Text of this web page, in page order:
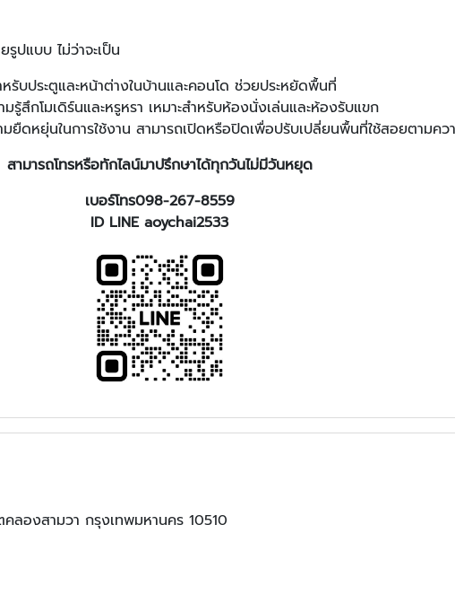
ปแบบ ไม่ว่าจะเป็น
รับประตูและหน้าต่างในบ้านและคอนโด ช่วยประหยัดพื้นที่
สึกโมเดิร์นและหรูหรา เหมาะสำหรับห้องนั่งเล่นและห้องรับแขก
ยืดหยุ่นในการใช้งาน สามารถเปิดหรือปิดเพื่อปรับเปลี่ยนพื้นที่ใช้สอยตามคว
สามารถโทรหรือทักไลน์มาปรึกษาได้ทุกวันไม่มีวันหยุด
เบอร์โทร098-267-8559
ID LINE aoychai2533
องสามวา กรุงเทพมหานคร 10510